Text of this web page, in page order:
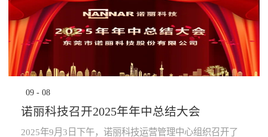
功能： · 导向轮胎压值及温度
的实时监测，并对异常状态报
警；· 稳定轮胎压值及温度的
实时监测，并对异常状态报
警；· 走行轮胎压值及温度的
实时监测，并对异常状态报
分析校验，提前预知轮胎异常
状态进行预防性报警提
示。 产品优势： · 采用进口定
制的专业级精密胎压监测芯
员自主对照改善的作用。· 提
升管理的水平：一方面，对车
辆设备故障、检修效率等量化
分析，将充分暴露管理的薄弱
环节，为有针对性提升管理水
平提供依据；另一方面，系统
提升地铁运营企业运营管理能
力。· 为决策提供依据：车辆
设备健康状态、车辆检修作业
的弓网状态异常时的图像及数
据。通过视觉分析技术，对受
电弓在行车时的状态监控，使
列车员能够及时了解车辆受电
弓故障，保证列车安全运
行。 分系统： 1、车载数据采
摄像机、光源、电源、工控
机、3G无线网络设备等。2、
公共网络· 通过公共网络进行
数据传输。· 网络可以采用
障定位及故障跟踪。通过计算
机软件分析，实现对车辆轮对
安全状态进行预报，使列检工
人及时发现并处理车辆故障，
为列车安全运营保驾护航。
产品子系统： 车号图像
统 轮对尺寸检测系统
轴温在线检测系统 产品优
势： 1、体积小:采用了多
09 - 08
诺丽科技召开2025年年中总结大会
2025年9月3日下午，诺丽科技运营管理中心组织召开了